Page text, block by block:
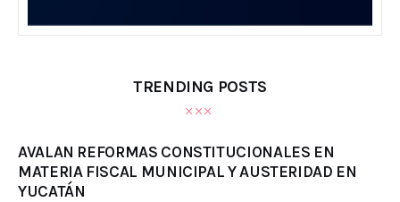
TRENDING POSTS
AVALAN REFORMAS CONSTITUCIONALES EN
MATERIA FISCAL MUNICIPAL Y AUSTERIDAD EN
YUCATÁN